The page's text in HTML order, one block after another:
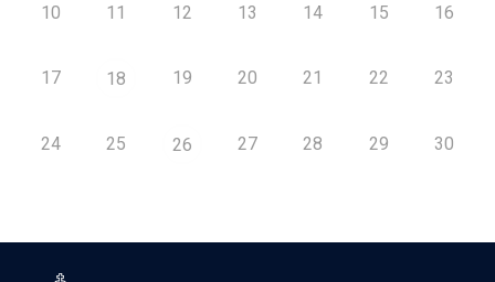
10 11 12 13 14 15 16
17 18 19 20 21 22 23
24 25 26 27 28 29 30